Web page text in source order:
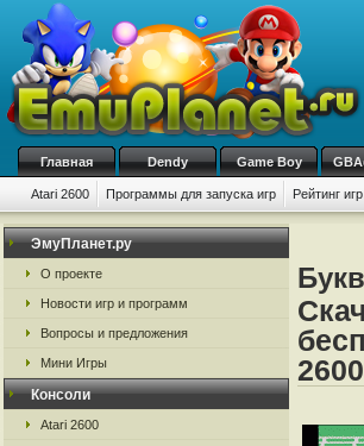
Главная Dendy Game Boy
Atari 2600 Программы для запуска игр Рейтинг игр
ЭмуПланет.ру
О проекте
Новости игр и программ
Вопросы и предложения
Мини Игры
Консоли
Atari 2600
2600